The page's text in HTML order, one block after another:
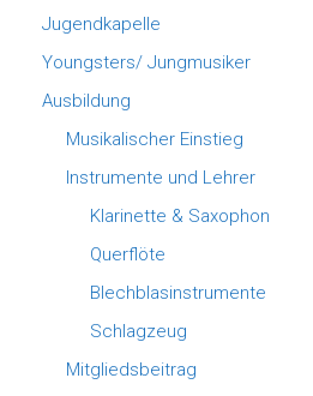
Jugendkapelle
Youngsters/ Jungmusiker
Ausbildung
Musikalischer Einstieg
Instrumente und Lehrer
Klarinette & Saxophon
Querflöte
Blechblasinstrumente
Schlagzeug
Mitgliedsbeitrag